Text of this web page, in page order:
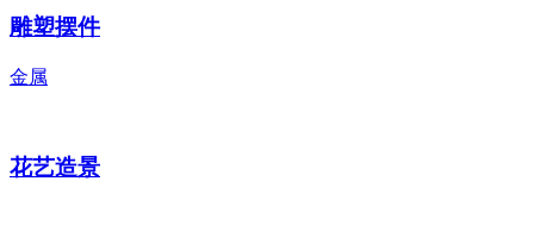
雕塑摆件
金属
花艺造景